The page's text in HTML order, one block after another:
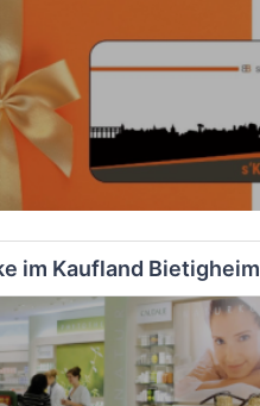
im Kaufland Bietigheim